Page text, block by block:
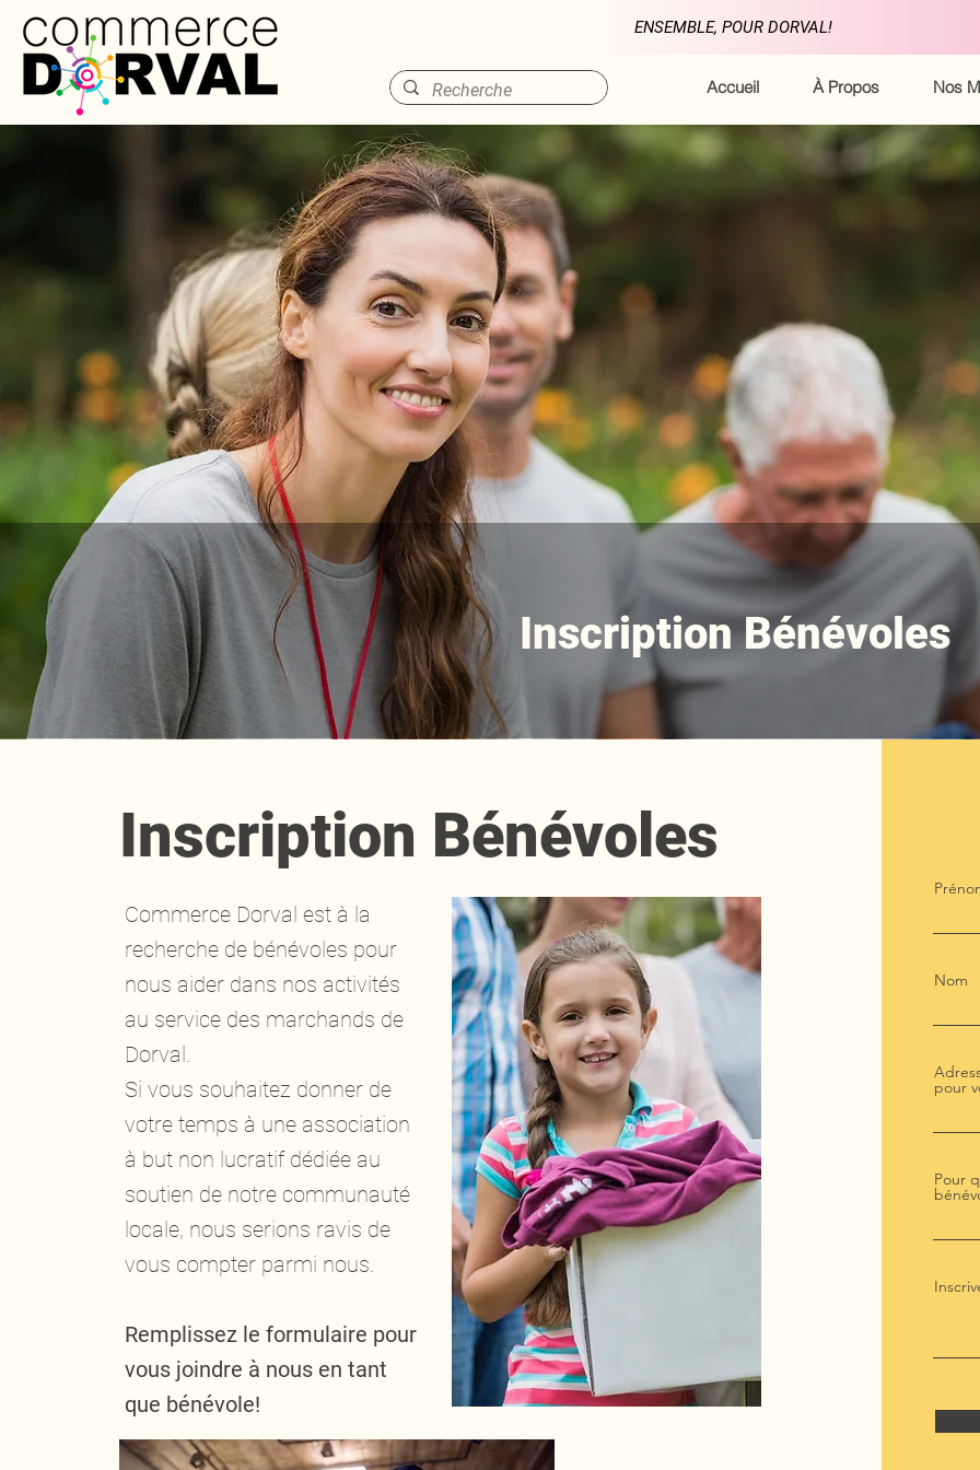
ENSEMBLE, POUR DORVAL!
Accueil À Propos Nos
Inscription Bénévoles
Inscription Bénévoles
Commerce Dorval est à la
recherche de bénévoles pour
nous aider dans nos activités
au service des marchands de
Dorval.
Si vous souhaitez donner de
votre temps à une association
à but non lucratif dédiée au
soutien de notre communauté
locale, nous serions ravis de
vous compter parmi nous.
Remplissez le formulaire pour
vous joindre à nous en tant
que bénévole!
Nom
pour
Pour